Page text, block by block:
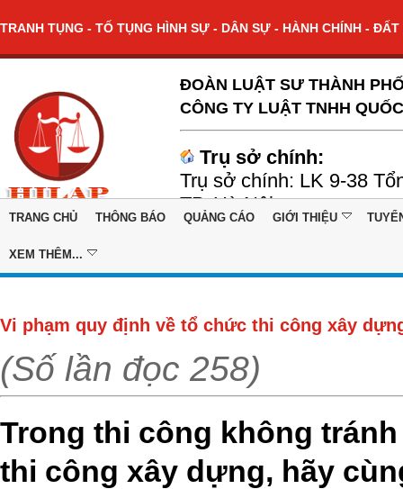
TRANH TỤNG - TỐ TỤNG HÌNH SỰ - DÂN SỰ - HÀNH CHÍNH -
ĐOÀN LUẬT SƯ THÀNH
CÔNG TY LUẬT TNHH
Trụ sở chính:
Trụ sở chính: LK 9-38
TP. Hà Nội
TRANG CHỦ THÔNG BÁO QUẢNG CÁO GIỚI THIỆU
XEM THÊM...
Vi phạm quy định về tổ chức thi công xây
(Số lần đọc 258)
Trong thi công không
thi công xây dựng, hãy